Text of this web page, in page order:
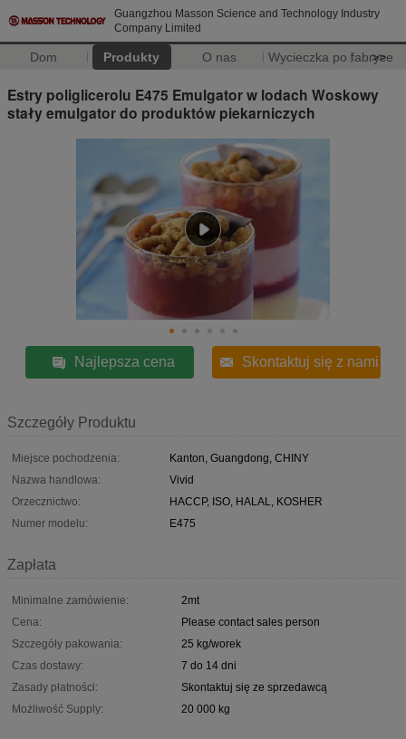
Guangzhou Masson Science and Technology Industry
Company Limited
Dom Produkty O nas Wycieczka po fabryce
>>
Estry poliglicerolu E475 Emulgator w lodach Woskowy
stały emulgator do produktów piekarniczych
Najlepsza cena Skontaktuj się z nami
Szczegóły Produktu
Miejsce pochodzenia:
Kanton, Guangdong, CHINY
Nazwa handlowa:
Vivid
Orzecznictwo:
HACCP, ISO, HALAL, KOSHER
Numer modelu:
E475
Zapłata
Minimalne zamówienie:
2mt
Cena:
Please contact sales person
Szczegóły pakowania:
25 kg/worek
Czas dostawy:
7 do 14 dni
Zasady płatności:
Skontaktuj się ze sprzedawcą
Możliwość Supply:
20 000 kg